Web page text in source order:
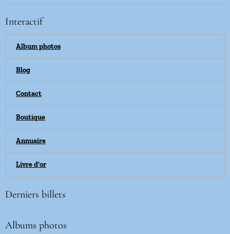
Interactif
Album photos
Blog
Contact
Boutique
Annuaire
Livre d'or
Derniers billets
Albums photos